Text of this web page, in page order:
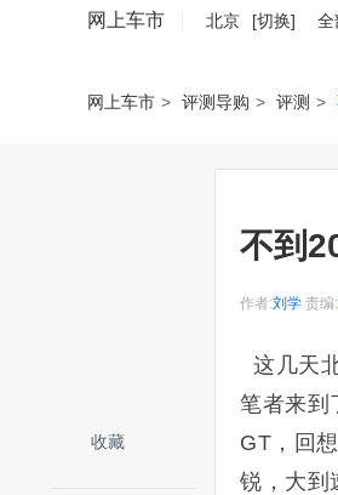
网上车市 北京 [切换] 全
网上车市 > 评测导购 > 评测 >
收藏
不到
作者:刘学 责编:
这几天
笔者来到
GT，回
锐，大到